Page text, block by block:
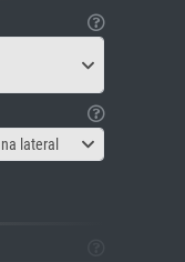
lateral